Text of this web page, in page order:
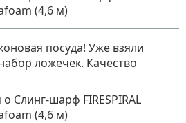
(4,6 м)
посуда! Уже взяли
ложечек. Качество
о Слинг-шарф FIRESPIRAL
(4,6 м)